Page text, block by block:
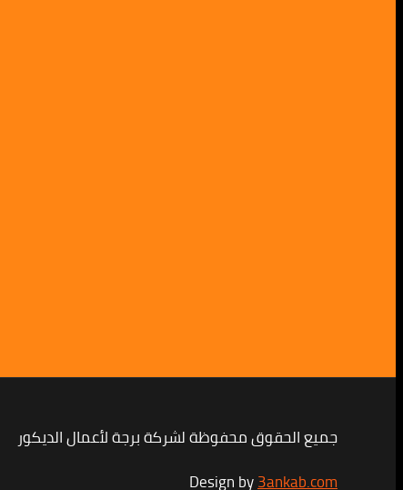
جميع الحقوق محفوظة لشركة برجة لأعمال الديكور
Design by3ankab.com